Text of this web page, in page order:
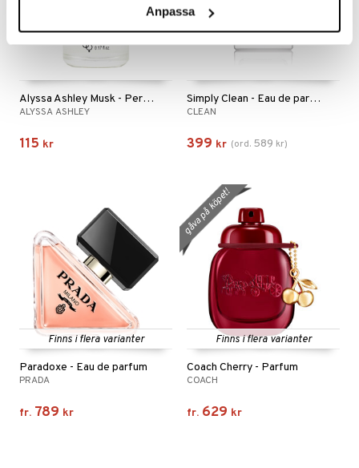
Anpassa
Alyssa Ashley Musk - Perfume Oil
ALYSSA ASHLEY
115 kr
Simply Clean - Eau de parfum
CLEAN
399 kr (ord. 589 kr)
Finns i flera varianter
Paradoxe - Eau de parfum
PRADA
fr. 789 kr
Finns i flera varianter
Coach Cherry - Parfum
COACH
fr. 629 kr
gåva på köpet!